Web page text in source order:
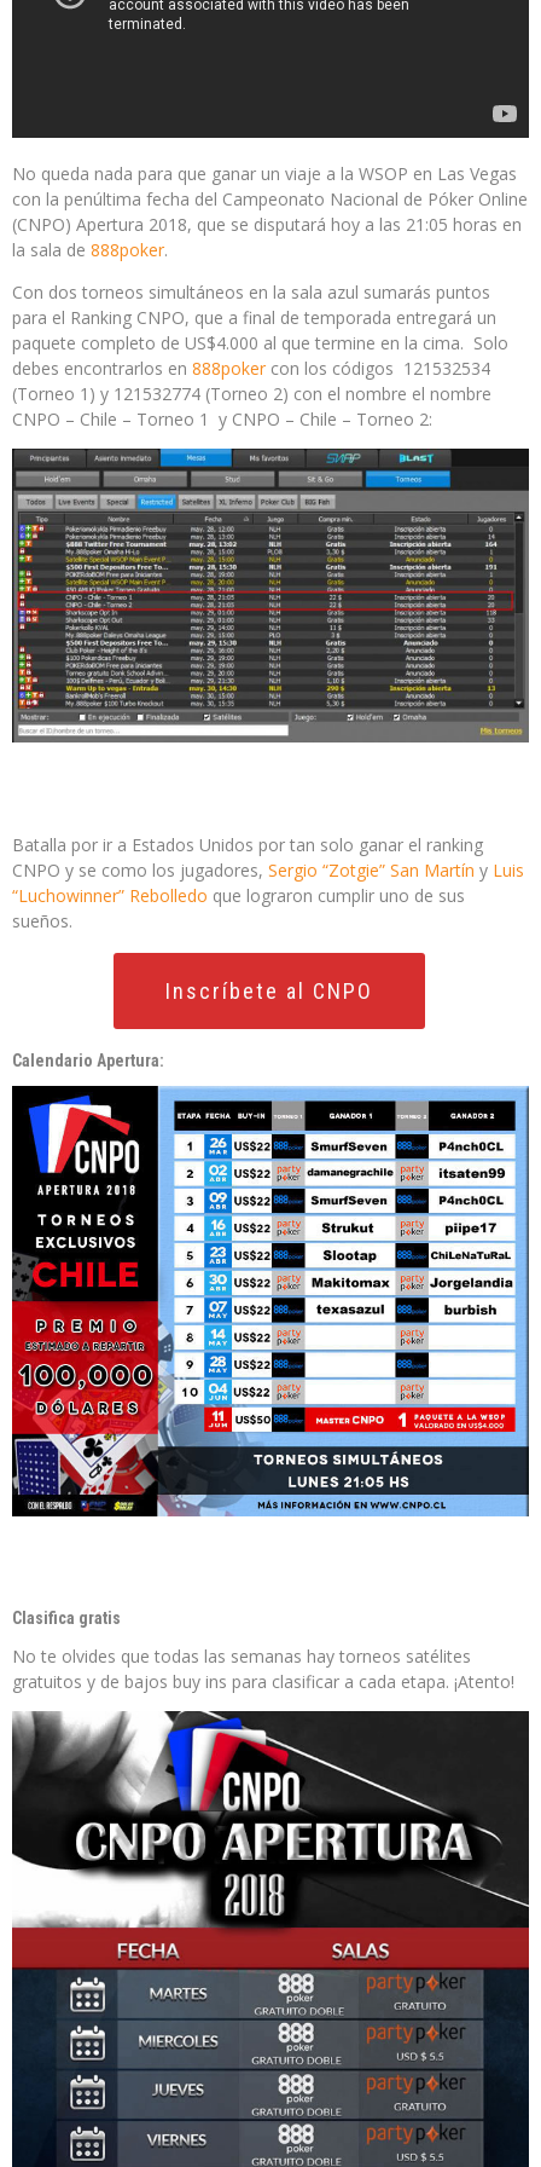
No queda nada para que ganar un viaje a la WSOP en Las Vegas
con la penúltima fecha del Campeonato Nacional de Póker Online
(CNPO) Apertura 2018, que se disputará hoy a las 21:05 horas en
la sala de 888poker.
Con dos torneos simultáneos en la sala azul sumarás puntos
para el Ranking CNPO, que a final de temporada entregará un
paquete completo de US$4.000 al que termine en la cima. Solo
debes encontrarlos en 888poker con los códigos 121532534
(Torneo 1) y 121532774 (Torneo 2) con el nombre el nombre
CNPO – Chile – Torneo 1 y CNPO – Chile – Torneo 2:
Batalla por ir a Estados Unidos por tan solo ganar el ranking
CNPO y se como los jugadores, Sergio “Zotgie” San Martín y Luis
“Luchowinner” Rebolledo que lograron cumplir uno de sus
sueños.
Inscríbete al CNPO
Calendario Apertura:
Clasifica gratis
No te olvides que todas las semanas hay torneos satélites
gratuitos y de bajos buy ins para clasificar a cada etapa. ¡Atento!